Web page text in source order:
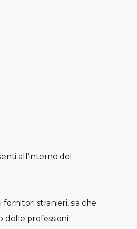
all’interno del
stranieri, sia che
delle professioni